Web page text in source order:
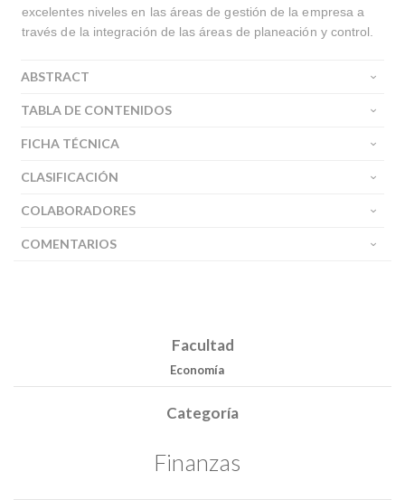
excelentes niveles en las áreas de gestión de la empresa a
través de la integración de las áreas de planeación y control.
ABSTRACT
TABLA DE CONTENIDOS
FICHA TÉCNICA
CLASIFICACIÓN
COLABORADORES
COMENTARIOS
Facultad
Economía
Categoría
Finanzas